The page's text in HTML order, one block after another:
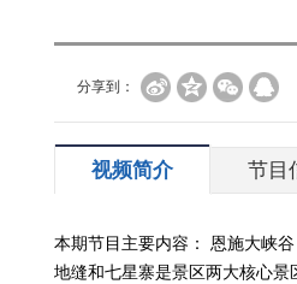
分享到：
视频简介 节目
本期节目主要内容： 恩施大峡
地缝和七星寨是景区两大核心景